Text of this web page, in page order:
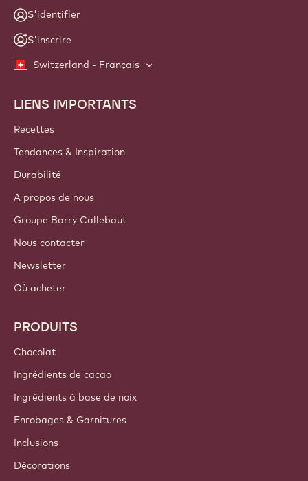
S'identifier
S'inscrire
Switzerland - Français
Footer
Callebaut
LIENS IMPORTANTS
Recettes
Tendances & Inspiration
Durabilité
A propos de nous
Groupe Barry Callebaut
Nous contacter
Newsletter
Où acheter
PRODUITS
Chocolat
Ingrédients de cacao
Ingrédients à base de noix
Enrobages & Garnitures
Inclusions
Décorations